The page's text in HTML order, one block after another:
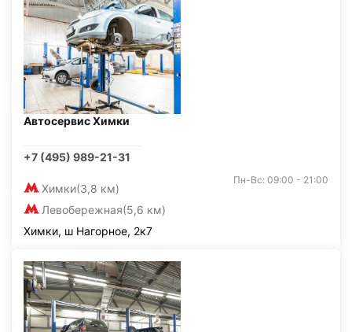
Автосервис Химки
+7 (495) 989-21-31
Химки(3,8 км)
Левобережная(5,6 км)
Пн-Вс: 09:00 - 21:00
Химки, ш Нагорное, 2к7